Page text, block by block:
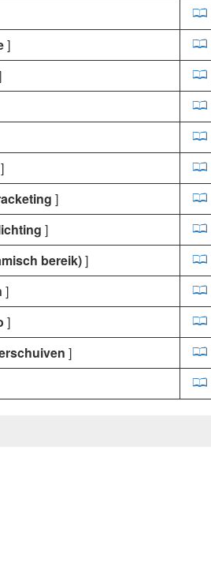
]
]
]
]
bereik)]
]
]
]